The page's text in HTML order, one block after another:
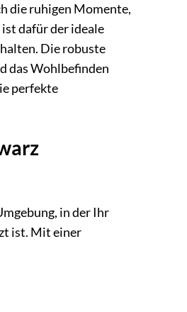
die ruhigen Momente,
dafür der ideale
Die robuste
das Wohlbefinden
perfekte
in der Ihr
ist. Mit einer